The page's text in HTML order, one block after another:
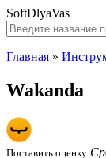
SoftDlyaVas
Главная »
Wakanda
Поставить оценку